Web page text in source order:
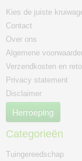
Kies de juiste
Contact
Over ons
Algemene
Verzendkosten en
Privacy statement
Disclaimer
Herroeping
Categorieën
Tuingereedschap